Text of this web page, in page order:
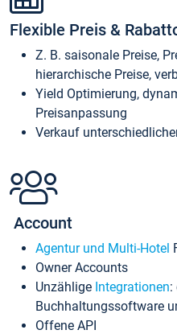
Flexible Preis &
Z. B. saisonale Preise,
hierarchische Preise,
Yield Optimierung,
Preisanpassung
Verkauf
Account
Agentur und Multi-Hotel
Owner Accounts
Unzählige Integrationen:
Buchhaltungssoftware
Offene API